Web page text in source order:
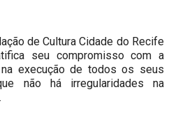
de Cultura Cidade do Recife
seu compromisso com a
execução de todos os seus
não há irregularidades na